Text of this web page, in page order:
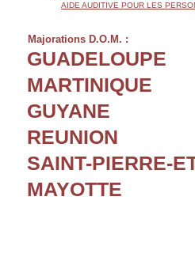
AIDE AUDITIVE POUR LES
Majorations D.O.M. :
GUADELOUPE
MARTINIQUE
GUYANE
REUNION
SAINT-PIERRE-
MAYOTTE